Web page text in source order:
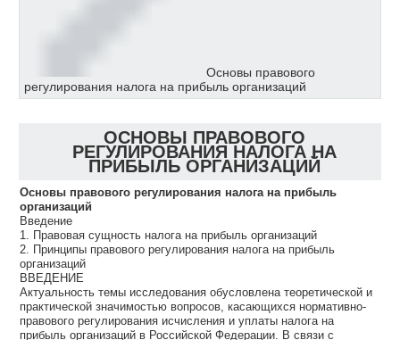
Основы правового
регулирования налога на прибыль организаций
ОСНОВЫ ПРАВОВОГО
РЕГУЛИРОВАНИЯ НАЛОГА НА
ПРИБЫЛЬ ОРГАНИЗАЦИЙ
Основы правового регулирования налога на прибыль
организаций
Введение
1. Правовая сущность налога на прибыль организаций
2. Принципы правового регулирования налога на прибыль
организаций
ВВЕДЕНИЕ
Актуальность темы исследования обусловлена теоретической и
практической значимостью вопросов, касающихся нормативно-
правового регулирования исчисления и уплаты налога на
прибыль организаций в Российской Федерации. В связи с